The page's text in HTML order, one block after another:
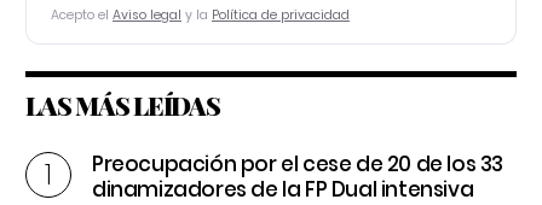
Acepto el Aviso legal y la Política de privacidad
LAS MÁS LEÍDAS
Preocupación por el cese de 20 de los 33
dinamizadores de la FP Dual intensiva